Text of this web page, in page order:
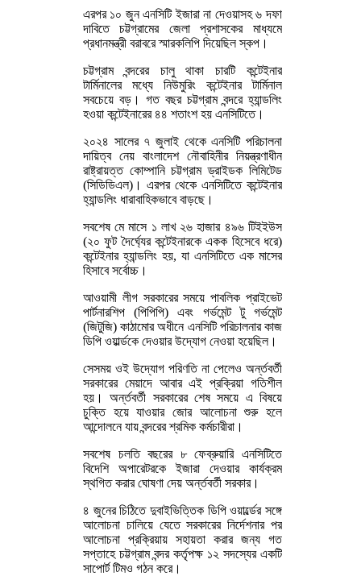
এরপর ১০ জুন এনসিটি ইজারা না দেওয়াসহ ৬ দফা
দাবিতে চট্টগ্রামের জেলা প্রশাসকের মাধ্যমে
প্রধানমন্ত্রী বরাবরে স্মারকলিপি দিয়েছিল স্কপ।
চট্টগ্রাম বন্দরের চালু থাকা চারটি কন্টেইনার
টার্মিনালের মধ্যে নিউমুরিং কন্টেইনার টার্মিনাল
সবচেয়ে বড়। গত বছর চট্টগ্রাম বন্দরে হ্যান্ডলিং
হওয়া কন্টেইনারের ৪৪ শতাংশ হয় এনসিটিতে।
২০২৪ সালের ৭ জুলাই থেকে এনসিটি পরিচালনা
দায়িত্ব নেয় বাংলাদেশ নৌবাহিনীর নিয়ন্ত্রণাধীন
রাষ্ট্রায়ত্ত কোম্পানি চট্টগ্রাম ড্রাইডক লিমিটেড
(সিডিডিএল)। এরপর থেকে এনসিটিতে কন্টেইনার
হ্যান্ডলিং ধারাবাহিকভাবে বাড়ছে।
সবশেষ মে মাসে ১ লাখ ২৬ হাজার ৪৯৬ টিইইউস
(২০ ফুট দৈর্ঘ্যের কন্টেইনারকে একক হিসেবে ধরে)
কন্টেইনার হ্যান্ডলিং হয়, যা এনসিটিতে এক মাসের
হিসাবে সর্বোচ্চ।
আওয়ামী লীগ সরকারের সময়ে পাবলিক প্রাইভেট
পার্টনারশিপ (পিপিপি) এবং গর্ভমেন্ট টু গর্ভমেন্ট
(জিটুজি) কাঠামোর অধীনে এনসিটি পরিচালনার কাজ
ডিপি ওয়ার্ল্ডকে দেওয়ার উদ্যোগ নেওয়া হয়েছিল।
সেসময় ওই উদ্যোগ পরিণতি না পেলেও অর্ন্তবর্তী
সরকারের মেয়াদে আবার এই প্রক্রিয়া গতিশীল
হয়। অর্ন্তবর্তী সরকারের শেষ সময়ে এ বিষয়ে
চুক্তি হয়ে যাওয়ার জোর আলোচনা শুরু হলে
আন্দোলনে যায় বন্দরের শ্রমিক কর্মচারীরা।
সবশেষ চলতি বছরের ৮ ফেব্রুয়ারি এনসিটিতে
বিদেশি অপারেটরকে ইজারা দেওয়ার কার্যক্রম
স্থগিত করার ঘোষণা দেয় অর্ন্তবর্তী সরকার।
৪ জুনের চিঠিতে দুবাইভিত্তিক ডিপি ওয়ার্ল্ডের সঙ্গে
আলোচনা চালিয়ে যেতে সরকারের নির্দেশনার পর
আলোচনা প্রক্রিয়ায় সহায়তা করার জন্য গত
সপ্তাহে চট্টগ্রাম বন্দর কর্তৃপক্ষ ১২ সদস্যের একটি
সাপোর্ট টিমও গঠন করে।